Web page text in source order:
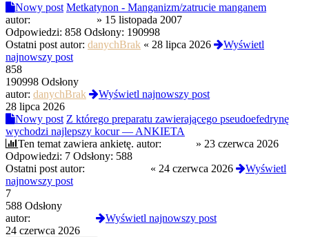
Nowy post Metkatynon - Manganizm/zatrucie manganem
autor:
» 15 listopada 2007
Odpowiedzi: 858 Odsłony: 190998
Ostatni post autor: danychBrak « 28 lipca 2026
Wyświetl
najnowszy post
858
190998 Odsłony
autor: danychBrak
Wyświetl najnowszy post
28 lipca 2026
Nowy post Z którego preparatu zawierającego pseudoefedrynę
wychodzi najlepszy kocur — ANKIETA
Ten temat zawiera ankietę. autor: » 23 czerwca 2026
Odpowiedzi: 7 Odsłony: 588
Ostatni post autor:
« 24 czerwca 2026
Wyświetl
najnowszy post
7
588 Odsłony
autor:
Wyświetl najnowszy post
24 czerwca 2026